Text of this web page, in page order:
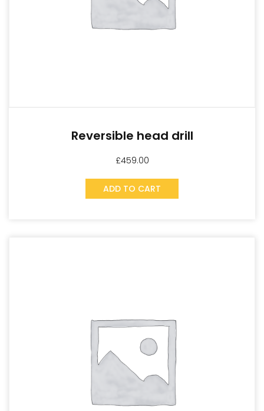
Reversible head drill
£459.00
ADD TO CART